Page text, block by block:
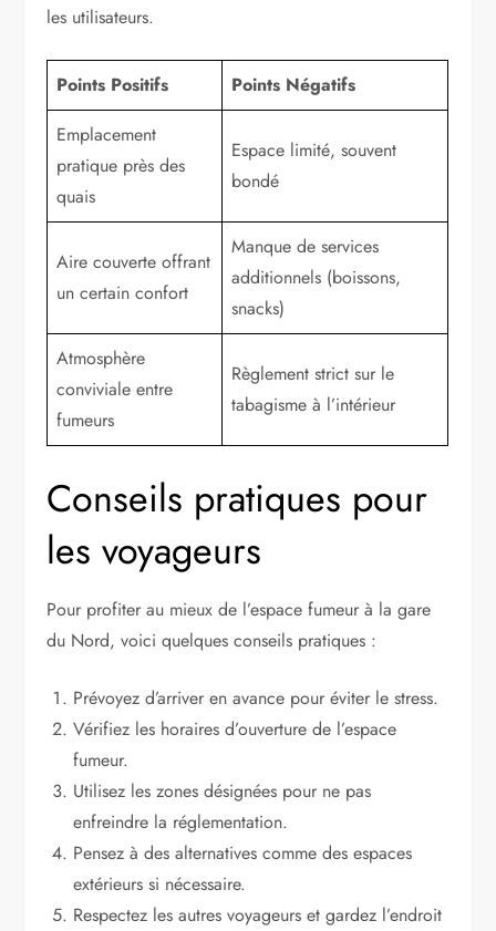
les utilisateurs.
Points Positifs
Points Négatifs
Emplacement
pratique près des
quais
Espace limité, souvent
bondé
Aire couverte offrant
un certain confort
Manque de services
additionnels (boissons,
snacks)
Atmosphère
conviviale entre
fumeurs
Règlement strict sur le
tabagisme à l’intérieur
Conseils pratiques pour
les voyageurs
Pour profiter au mieux de l’espace fumeur à la gare
du Nord, voici quelques conseils pratiques :
Prévoyez d’arriver en avance pour éviter le stress.
Vérifiez les horaires d’ouverture de l’espace
fumeur.
Utilisez les zones désignées pour ne pas
enfreindre la réglementation.
Pensez à des alternatives comme des espaces
extérieurs si nécessaire.
Respectez les autres voyageurs et gardez l’endroit